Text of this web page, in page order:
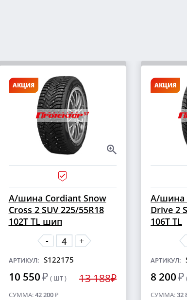
АКЦИЯ
А/шина Cordiant Snow
Cross 2 SUV 225/55R18
102T TL шип
-
+
АРТИКУЛ: S122175
10 550₽ ( ШТ ) 13 188₽
СУММА:42 200₽
АКЦИЯ
А/шина
Drive 2
106T TL
АРТИКУЛ:
8 200₽
СУММА:32